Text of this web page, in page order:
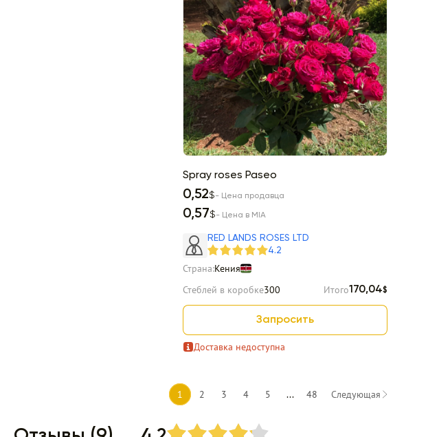
Spray roses Paseo
0,52$- Цена продавца
0,57$- Цена в MIA
RED LANDS ROSES LTD
4.2
Страна:Кения
Стеблей в коробке300 Итого170,04$
Запросить
Доставка недоступна
1 2 3 4 5 ... 48 Следующая